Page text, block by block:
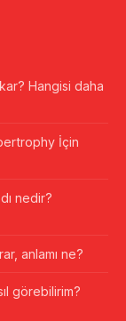
Hangisi daha
İçin
nedir?
anlamı ne?
görebilirim?